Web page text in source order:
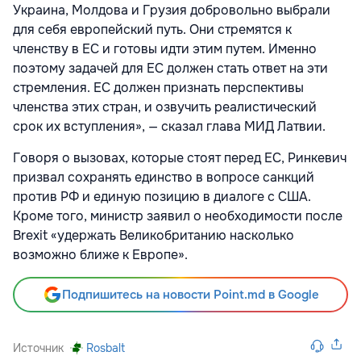
Украина, Молдова и Грузия добровольно выбрали
для себя европейский путь. Они стремятся к
членству в ЕС и готовы идти этим путем. Именно
поэтому задачей для ЕС должен стать ответ на эти
стремления. ЕС должен признать перспективы
членства этих стран, и озвучить реалистический
срок их вступления», — сказал глава МИД Латвии.
Говоря о вызовах, которые стоят перед ЕС, Ринкевич
призвал сохранять единство в вопросе санкций
против РФ и единую позицию в диалоге с США.
Кроме того, министр заявил о необходимости после
Brexit «удержать Великобританию насколько
возможно ближе к Европе».
Подпишитесь на новости Point.md в Google
Источник Rosbalt